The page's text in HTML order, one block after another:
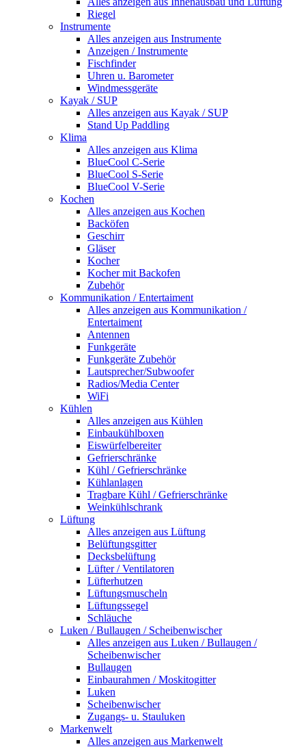
Riegel
Instrumente
Alles anzeigen aus Instrumente
Anzeigen / Instrumente
Fischfinder
Uhren u. Barometer
Windmessgeräte
Kayak / SUP
Alles anzeigen aus Kayak / SUP
Stand Up Paddling
Klima
Alles anzeigen aus Klima
BlueCool C-Serie
BlueCool S-Serie
BlueCool V-Serie
Kochen
Alles anzeigen aus Kochen
Backöfen
Geschirr
Gläser
Kocher
Kocher mit Backofen
Zubehör
Kommunikation / Entertaiment
Alles anzeigen aus Kommunikation /
Entertaiment
Antennen
Funkgeräte
Funkgeräte Zubehör
Lautsprecher/Subwoofer
Radios/Media Center
WiFi
Kühlen
Alles anzeigen aus Kühlen
Einbaukühlboxen
Eiswürfelbereiter
Gefrierschränke
Kühl / Gefrierschränke
Kühlanlagen
Tragbare Kühl / Gefrierschränke
Weinkühlschrank
Lüftung
Alles anzeigen aus Lüftung
Belüftungsgitter
Decksbelüftung
Lüfter / Ventilatoren
Lüfterhutzen
Lüftungsmuscheln
Lüftungssegel
Schläuche
Luken / Bullaugen / Scheibenwischer
Alles anzeigen aus Luken / Bullaugen /
Scheibenwischer
Bullaugen
Einbaurahmen / Moskitogitter
Luken
Scheibenwischer
Zugangs- u. Stauluken
Markenwelt
Alles anzeigen aus Markenwelt